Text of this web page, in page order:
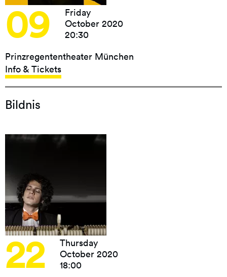
09
Friday
October 2020
20:30
Prinzregententheater München
Info & Tickets
Bildnis
22
Thursday
October 2020
18:00